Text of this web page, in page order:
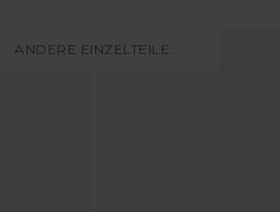
ANDERE EINZELTEILE: